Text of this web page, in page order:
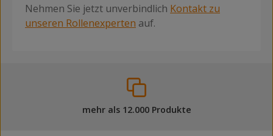
Nehmen Sie jetzt unverbindlich Kontakt zu
unseren Rollenexperten auf.
mehr als 12.000 Produkte